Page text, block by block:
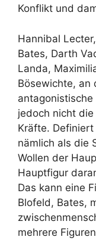
Konflikt und
Hannibal
Bates, Darth
Landa,
Bösewichte, an
jedoch nicht
Kräfte.
nämlich als die
Wollen der
Hauptfigur
Das kann eine
Blofeld, Bates,
mehrere